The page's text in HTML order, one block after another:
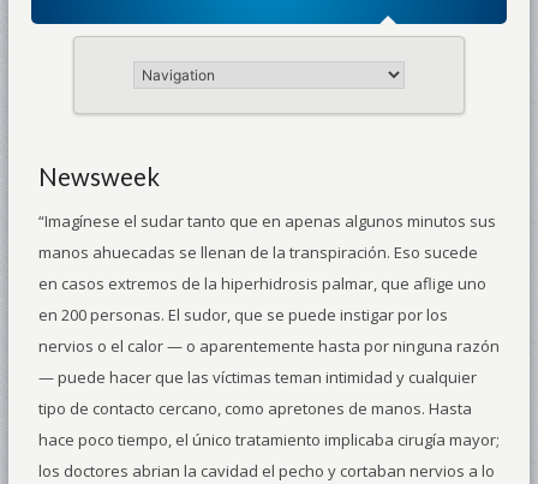
Newsweek
“Imagínese el sudar tanto que en apenas algunos minutos sus
manos ahuecadas se llenan de la transpiración. Eso sucede
en casos extremos de la hiperhidrosis palmar, que aflige uno
en 200 personas. El sudor, que se puede instigar por los
nervios o el calor — o aparentemente hasta por ninguna razón
— puede hacer que las víctimas teman intimidad y cualquier
tipo de contacto cercano, como apretones de manos. Hasta
hace poco tiempo, el único tratamiento implicaba cirugía mayor;
los doctores abrian la cavidad el pecho y cortaban nervios a lo